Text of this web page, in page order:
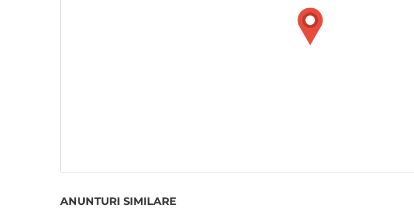
ANUNTURI SIMILARE